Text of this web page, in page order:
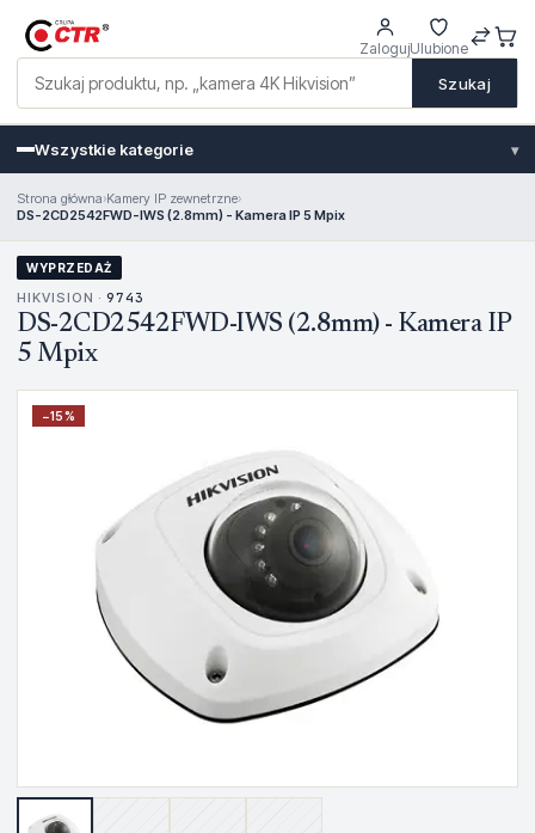
Szukaj
ZalogujUlubione
Wszystkie kategorie ▾
Strona główna›Kamery IP zewnetrzne›
DS-2CD2542FWD-IWS (2.8mm) - Kamera IP 5 Mpix
WYPRZEDAŻ
HIKVISION · 9743
DS-2CD2542FWD-IWS (2.8mm) - Kamera IP
5 Mpix
−15%